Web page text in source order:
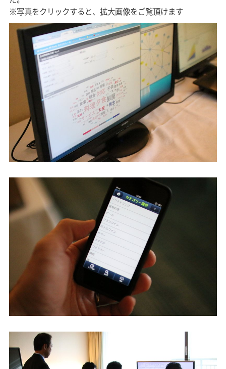
※写真をクリックすると、拡大画像をご覧頂けます